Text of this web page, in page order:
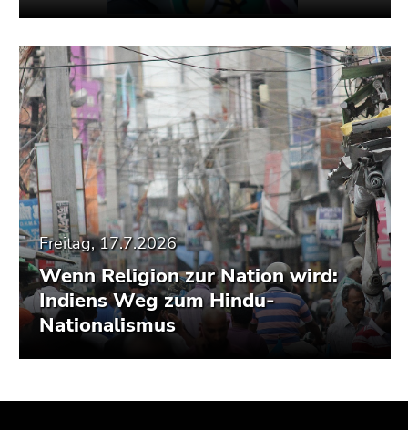
Freitag, 17.7.2026
Wenn Religion zur Nation wird:
Indiens Weg zum Hindu-
Nationalismus